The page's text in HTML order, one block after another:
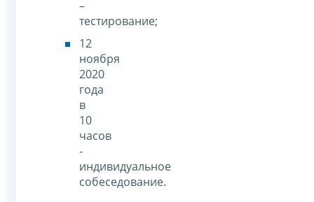
–
тестирование;
12
ноября
2020
года
в
10
часов
-
индивидуальное
собеседование.